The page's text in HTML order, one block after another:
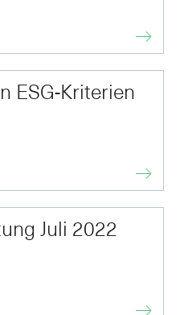
ESG-Kriterien
Juli 2022